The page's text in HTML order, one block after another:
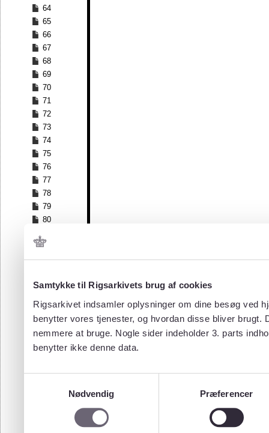
Samtykke til Rigsarkivets brug af cookies
Rigsarkivet indsamler oplysninger om dine besøg ved
benytter vores tjenester, og hvordan disse bliver
nemmere at bruge. Nogle sider indeholder 3. parts
benytter ikke denne data.
Nødvendig
Præferencer
64
65
66
67
68
69
70
71
72
73
74
75
76
77
78
79
80
82
83
85
87